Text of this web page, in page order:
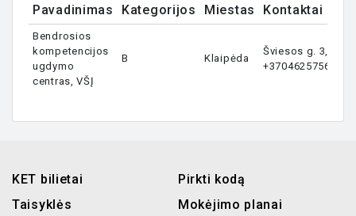
Pavadinimas Kategorijos Miestas Kontaktai
Bendrosios
kompetencijos
ugdymo
centras, VŠĮ
B Klaipėda
Šviesos g. 3,
+37046257560
KET bilietai
Taisyklės
Pirkti kodą
Mokėjimo planai